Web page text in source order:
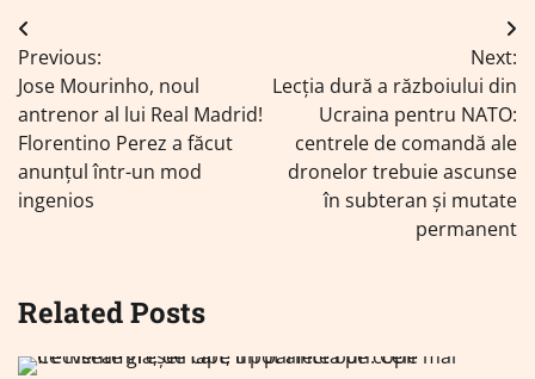
Navigare
în
articole
Previous:
Jose Mourinho, noul
antrenor al lui Real Madrid!
Florentino Perez a făcut
anunțul într-un mod
ingenios
Next:
Lecția dură a războiului din
Ucraina pentru NATO:
centrele de comandă ale
dronelor trebuie ascunse
în subteran și mutate
permanent
Related Posts